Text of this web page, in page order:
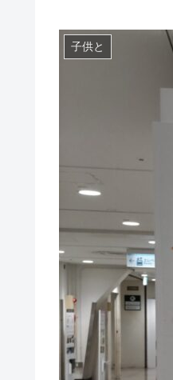
子供と